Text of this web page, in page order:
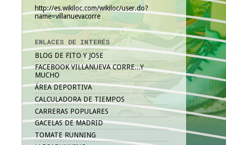
http://es.wikiloc.com/wikiloc/user.do?
name=villanuevacorre
ENLACES DE INTERÉS
BLOG DE FITO Y JOSE
FACEBOOK VILLANUEVA CORRE...Y
MUCHO
ÁREA DEPORTIVA
CALCULADORA DE TIEMPOS
CARRERAS POPULARES
GACELAS DE MADRID
TOMATE RUNNING